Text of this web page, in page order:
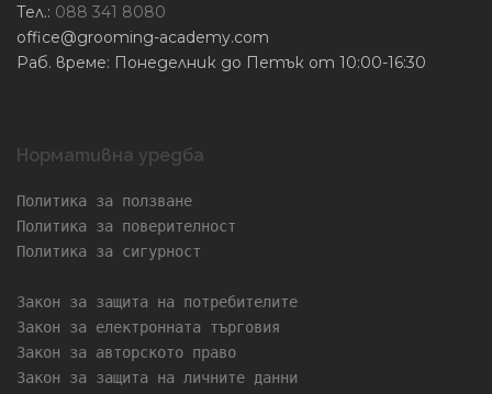
Тел.: 088 341 8080
office@grooming-academy.com
Раб. време: Понеделник до Петък от 10:00-16:30
Нормативна уредба
Политика за ползване
Политика за поверителност
Политика за сигурност
Закон за защита на потребителите
Закон за електронната търговия
Закон за авторското право
Закон за защита на личните данни